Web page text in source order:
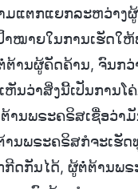
ມແຕກແຍກລະຫວ່າງ
ໝາຍໃນການເຮັດໃ
ານຜູ້ຄັດຄ້ານ, ຈົນກ
ນວ່າສິ່ງນີ້ເປັນການໂ
ານພຣະຄຣິສເຊື່ອວ່າ
ນພຣະຄຣິສກໍຈະເຮັດ
ກີດກັນໄດ້, ຜູ້ຕໍ່ຕ້ານພ